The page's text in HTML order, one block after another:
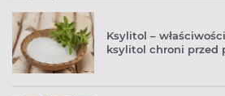
Ksylitol –
ksylitol chroni przed